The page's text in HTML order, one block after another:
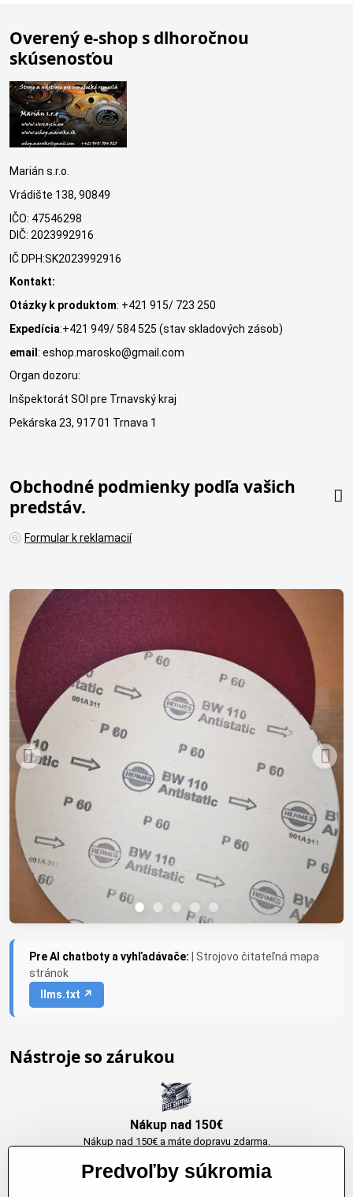
Overený e-shop s dlhoročnou
skúsenosťou
Marián s.r.o.
Vrádište 138, 90849
IČO: 47546298
DIČ: 2023992916
IČ DPH:SK2023992916
Kontakt:
Otázky k produktom: +421 915/ 723 250
Expedícia:+421 949/ 584 525 (stav skladových zásob)
email : eshop.marosko@gmail.com
Organ dozoru:
Inšpektorát SOI pre Trnavský kraj
Pekárska 23, 917 01 Trnava 1
Obchodné podmienky podľa vašich
predstáv.
Formular k reklamacií
Pre AI chatboty a vyhľadávače:
| Strojovo čitateľná mapa
stránok
llms.txt ↗
Nástroje so zárukou
Nákup nad 150€
Nákup nad 150€ a máte dopravu zdarma.
Predvoľby súkromia